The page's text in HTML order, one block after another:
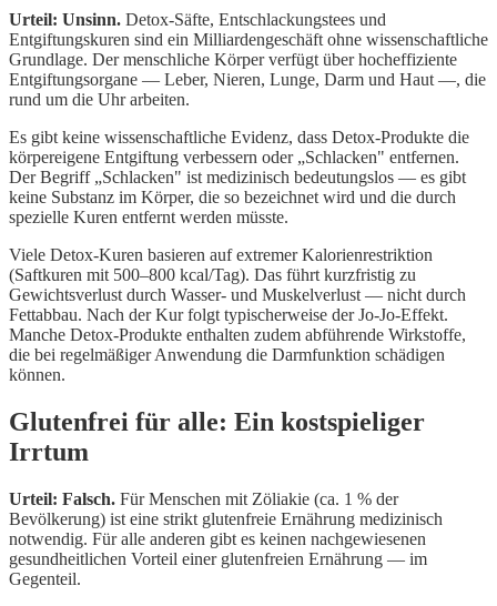
Urteil: Unsinn. Detox-Säfte, Entschlackungstees und
Entgiftungskuren sind ein Milliardengeschäft ohne wissenschaftliche
Grundlage. Der menschliche Körper verfügt über hocheffiziente
Entgiftungsorgane — Leber, Nieren, Lunge, Darm und Haut —, die
rund um die Uhr arbeiten.
Es gibt keine wissenschaftliche Evidenz, dass Detox-Produkte die
körpereigene Entgiftung verbessern oder „Schlacken" entfernen.
Der Begriff „Schlacken" ist medizinisch bedeutungslos — es gibt
keine Substanz im Körper, die so bezeichnet wird und die durch
spezielle Kuren entfernt werden müsste.
Viele Detox-Kuren basieren auf extremer Kalorienrestriktion
(Saftkuren mit 500–800 kcal/Tag). Das führt kurzfristig zu
Gewichtsverlust durch Wasser- und Muskelverlust — nicht durch
Fettabbau. Nach der Kur folgt typischerweise der Jo-Jo-Effekt.
Manche Detox-Produkte enthalten zudem abführende Wirkstoffe,
die bei regelmäßiger Anwendung die Darmfunktion schädigen
können.
Glutenfrei für alle: Ein kostspieliger
Irrtum
Urteil: Falsch. Für Menschen mit Zöliakie (ca. 1 % der
Bevölkerung) ist eine strikt glutenfreie Ernährung medizinisch
notwendig. Für alle anderen gibt es keinen nachgewiesenen
gesundheitlichen Vorteil einer glutenfreien Ernährung — im
Gegenteil.